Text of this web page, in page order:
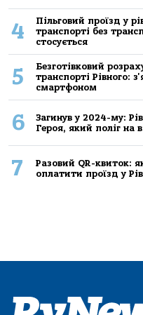
4
Пільговий проїзд у
транспорті без
стосується
5
Безготівковий
транспорті Рівного:
смартфоном
6
Загинув у 2024-му:
Героя, який поліг на
7
Разовий QR-квиток:
оплатити проїзд у